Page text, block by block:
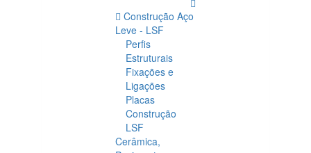
Construção Aço
Leve - LSF
Perfis
Estruturais
Fixações e
Ligações
Placas
Construção
LSF
Cerâmica,